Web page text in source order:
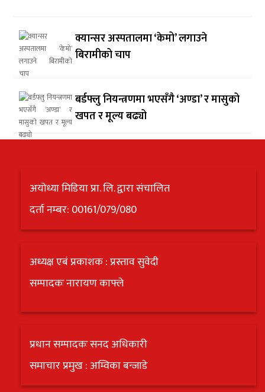
क्यान्सर अस्पतालमा ‘केमो’ लगाउने
बिरामीको चाप
बर्डफ्लु नियन्त्रणमा भएसँगै ‘अण्डा’ र मासुको
खपत र मूल्य बढ्यो
अयोध्या मिडिया प्रा. लि. द्वारा संचालित
दर्ता नम्बर: 00161/079/080
अध्यक्ष एबं प्रकाशक : प्रस्ताव सुवेदी
सम्पादकः नारायण काफ्ले
प्रधान सम्पादकः सनद अधिकारी
समाचार प्रमुख : अम्विका बन्जाडे